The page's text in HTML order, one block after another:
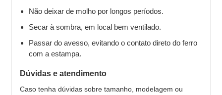
Não deixar de molho por longos períodos.
Secar à sombra, em local bem ventilado.
Passar do avesso, evitando o contato direto do ferro
com a estampa.
Dúvidas e atendimento
Caso tenha dúvidas sobre tamanho, modelagem ou